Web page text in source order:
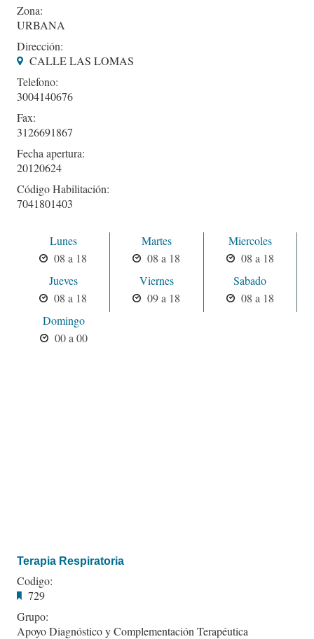
Zona:
URBANA
Dirección:
CALLE LAS LOMAS
Telefono:
3004140676
Fax:
3126691867
Fecha apertura:
20120624
Código Habilitación:
7041801403
Lunes
08 a 18
Martes
08 a 18
Miercoles
08 a 18
Jueves
08 a 18
Viernes
09 a 18
Sabado
08 a 18
Domingo
00 a 00
Terapia Respiratoria
Codigo:
729
Grupo:
Apoyo Diagnóstico y Complementación Terapéutica